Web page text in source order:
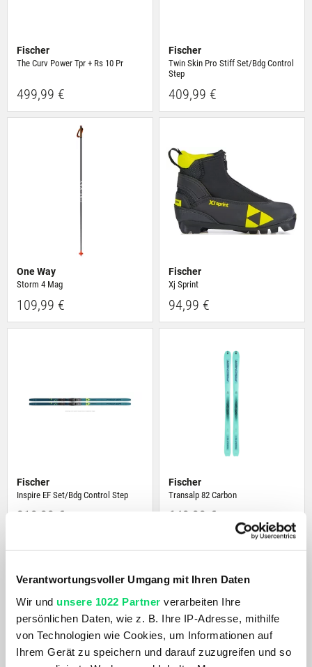
Verantwortungsvoller Umgang mit Ihren Daten
Wir und unsere 1022 Partner verarbeiten Ihre
persönlichen Daten, wie z. B. Ihre IP-Adresse, mithilfe
von Technologien wie Cookies, um Informationen auf
Ihrem Gerät zu speichern und darauf zuzugreifen und so
Fischer
The Curv Power Tpr + Rs 10 Pr
499,99 €
Fischer
Twin Skin Pro Stiff Set/Bdg Control
Step
409,99 €
One Way
Storm 4 Mag
109,99 €
Fischer
Xj Sprint
94,99 €
Fischer
Inspire EF Set/Bdg Control Step
319,99 €
Fischer
Transalp 82 Carbon
649,99 €